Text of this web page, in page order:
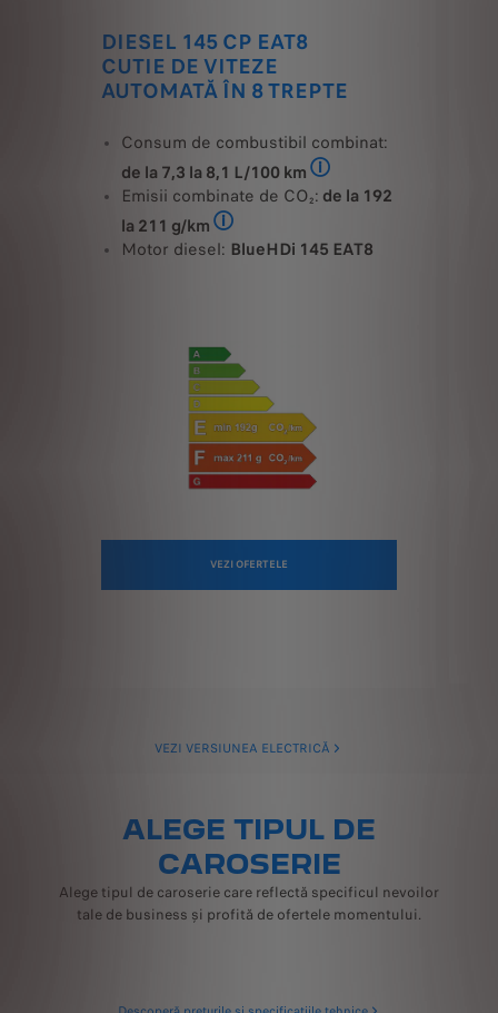
DIESEL 145 CP EAT8
CUTIE DE VITEZE
AUTOMATĂ ÎN 8 TREPTE
Consum de combustibil combinat:
de la 7,3 la 8,1 L/100 km
Consum de carburant
Emisii combinate de CO₂: de la 192
la 211 g/km
Consum de carburant PEUGEOT
Motor diesel: BlueHDi 145 EAT8
VEZI OFERTELE
VEZI VERSIUNEA ELECTRICĂ
ALEGE TIPUL DE
CAROSERIE
Alege tipul de caroserie care reflectă specificul nevoilor
tale de business și profită de ofertele momentului.